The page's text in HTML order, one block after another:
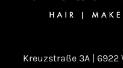
Kreuzstraße 3A |